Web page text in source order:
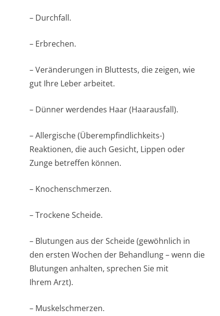
– Durchfall.
– Erbrechen.
– Veränderungen in Bluttests, die zeigen, wie
gut Ihre Leber arbeitet.
– Dünner werdendes Haar (Haarausfall).
– Allergische (Überempfindlichke­its-)
Reaktionen, die auch Gesicht, Lippen oder
Zunge betreffen können.
– Knochenschmerzen.
– Trockene Scheide.
– Blutungen aus der Scheide (gewöhnlich in
den ersten Wochen der Behandlung – wenn die
Blutungen anhalten, sprechen Sie mit
Ihrem Arzt).
– Muskelschmerzen.